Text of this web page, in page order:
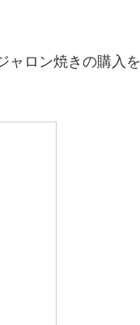
ャロン焼きの購入を